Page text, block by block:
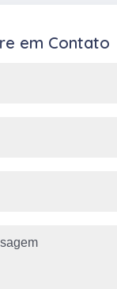
em Contato